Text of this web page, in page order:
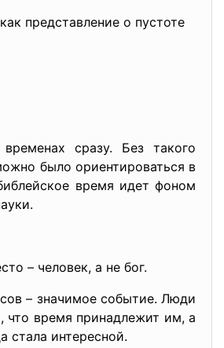
представление о пустоте
сразу. Без такого
было ориентироваться в
время идет фоном
– человек, а не бог.
– значимое событие. Люди
что время принадлежит им, а
стала интересной.